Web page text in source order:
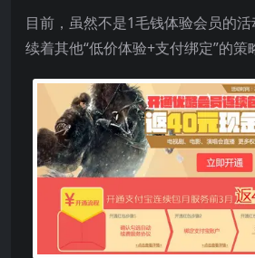
目前，虽然不是1毛钱体验会员的
续着其他“低价体验+支付绑定”的策